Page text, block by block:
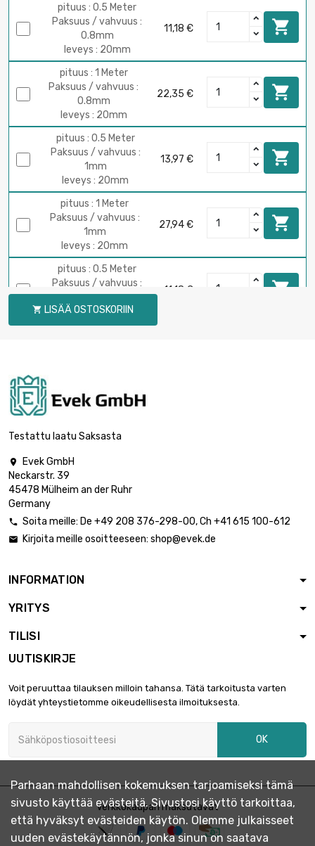
pituus : 0.5 Meter
Paksuus / vahvuus :
0.8mm
leveys : 20mm
11,18 € 
pituus : 1 Meter
Paksuus / vahvuus :
0.8mm
leveys : 20mm
22,35 € 
pituus : 0.5 Meter
Paksuus / vahvuus :
1mm
leveys : 20mm
13,97 € 
pituus : 1 Meter
Paksuus / vahvuus :
1mm
leveys : 20mm
27,94 € 
pituus : 0.5 Meter
Paksuus / vahvuus :
0.5mm
leveys : 25mm
11,18 € 
pituus : 0.5 Meter
leveys : 25mm
pituus : 1 Meter
Paksuus / vahvuus :
0.8mm
Paksuus / vahvuus :
leveys : 25mm
pituus : 0.5 Meter
1.5mm
leveys : 25mm
20,96 € 
Paksuus / vahvuus :
pituus : 0.5 Meter
Paksuus / vahvuus :
0.5mm
leveys : 30mm
13,42 € 
 LISÄÄ OSTOSKORIIN
Testattu laatu Saksasta

Evek GmbH
Neckarstr. 39
45478 Mülheim an der Ruhr
Germany
 Soita meille: De +49 208 376-298-00, Ch +41 615 100-612
 Kirjoita meille osoitteeseen: shop@evek.de
INFORMATION
YRITYS
TILISI
UUTISKIRJE
Voit peruuttaa tilauksen milloin tahansa. Tätä tarkoitusta varten
löydät yhteystietomme oikeudellisesta ilmoituksesta.
OK
Verkkokaupan maksutavat
Parhaan mahdollisen kokemuksen tarjoamiseksi tämä
sivusto käyttää evästeitä. Sivustosi käyttö tarkoittaa,
että hyväksyt evästeiden käytön. Olemme julkaisseet
uuden evästekäytännön, jonka sinun on saatava